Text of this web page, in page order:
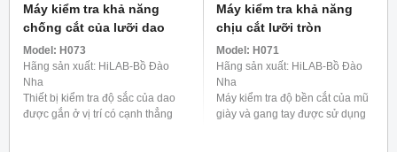
Máy kiểm tra khả năng
chống cắt của lưỡi dao
Model: H073
Hãng sản xuất: HiLAB-Bồ Đào
Nha
Thiết bị kiểm tra độ sắc của dao
được gắn ở vị trí có cạnh thẳng
Máy kiểm tra khả năng
chịu cắt lưỡi tròn
Model: H071
Hãng sản xuất: HiLAB-Bồ Đào
Nha
Máy kiểm tra độ bền cắt của mũ
giày và gang tay được sử dụng